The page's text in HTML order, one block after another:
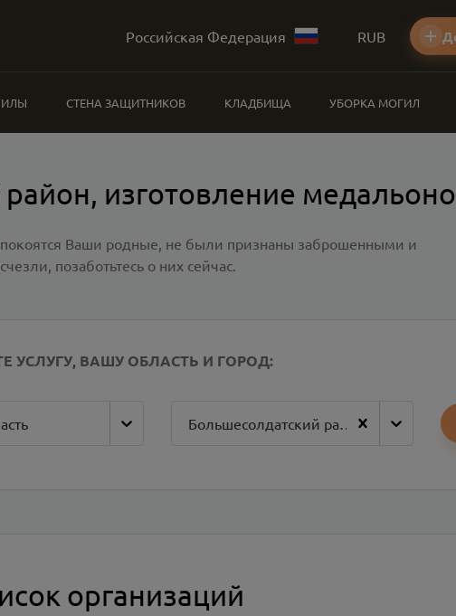
Российская Федерация RUB
СТЕНА ЗАЩИТНИКОВ КЛАДБИЩА УБОРКА МОГИЛ
изготовление
покоятся Ваши родные, не были признаны заброшенными и
позаботьтесь о них сейчас.
УСЛУГУ, ВАШУ ОБЛАСТЬ И ГОРОД:
Большесолдатский район
организаций